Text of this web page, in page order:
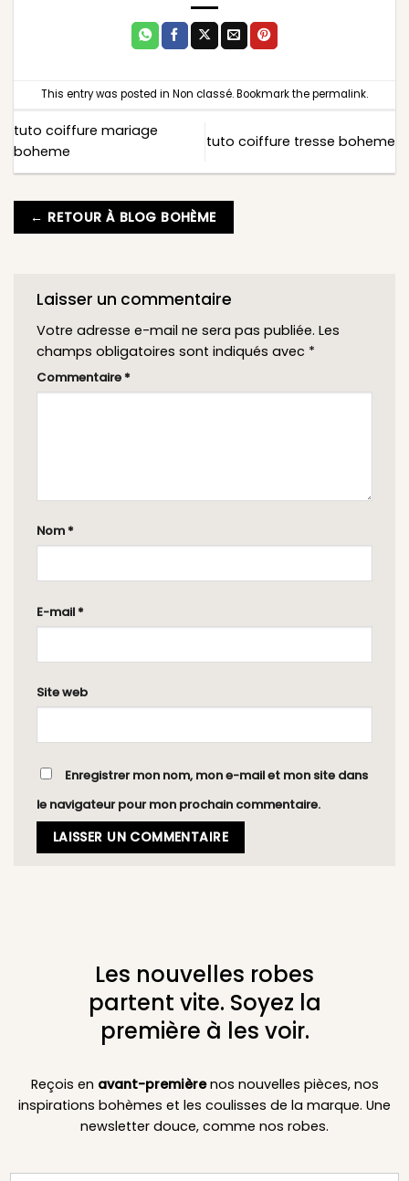
This entry was posted in Non classé. Bookmark thepermalink.
tuto coiffure mariage
boheme
tuto coiffure tresse boheme
← RETOUR À BLOG BOHÈME
Laisser un commentaire
Votre adresse e-mail ne sera pas publiée. Les
champs obligatoires sont indiqués avec *
Commentaire *
Nom *
E-mail *
Site web
Enregistrer mon nom, mon e-mail et mon site dans
le navigateur pour mon prochain commentaire.
Les nouvelles robes
partent vite. Soyez la
première à les voir.
Reçois en avant-premièrenos nouvelles pièces, nos
inspirations bohèmes et les coulisses de la marque. Une
newsletter douce, comme nos robes.